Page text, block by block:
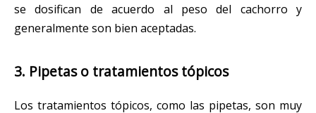
se dosifican de acuerdo al peso del cachorro y
generalmente son bien aceptadas.
3. Pipetas o tratamientos tópicos
Los tratamientos tópicos, como las pipetas, son muy